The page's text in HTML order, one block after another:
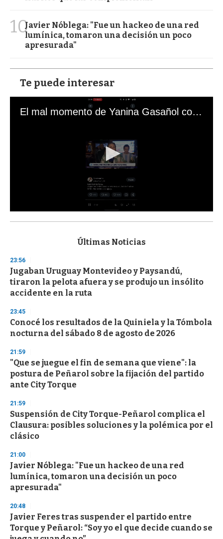
10Javier Nóblega: "Fue un hackeo de una red
lumínica, tomaron una decisión un poco
apresurada"
Te puede interesar
El mal momento de Yanina Gasañol con un hincha argentino en "Subrayado"
s
d
s
o
f
3
s
e
c
o
d
s
Últimas Noticias
23:56
Jugaban Uruguay Montevideo y Paysandú,
tiraron la pelota afuera y se produjo un insólito
accidente en la ruta
23:45
Conocé los resultados de la Quiniela y la Tómbola
nocturna del sábado 8 de agosto de 2026
21:59
"Que se juegue el fin de semana que viene": la
postura de Peñarol sobre la fijación del partido
ante City Torque
21:59
Suspensión de City Torque-Peñarol complica el
Clausura: posibles soluciones y la polémica por el
clásico
21:00
Javier Nóblega: "Fue un hackeo de una red
lumínica, tomaron una decisión un poco
apresurada"
20:48
Javier Feres tras suspender el partido entre
Torque y Peñarol: “Soy yo el que decide cuando se